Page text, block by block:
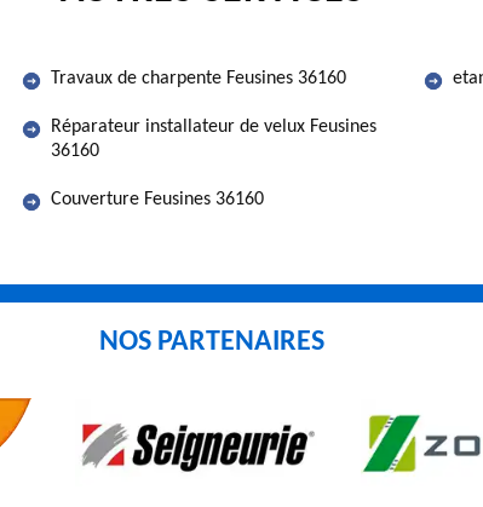
Travaux de charpente Feusines 36160
Réparateur installateur de velux Feusines
36160
Couverture Feusines 36160
NOS PARTENAIRES